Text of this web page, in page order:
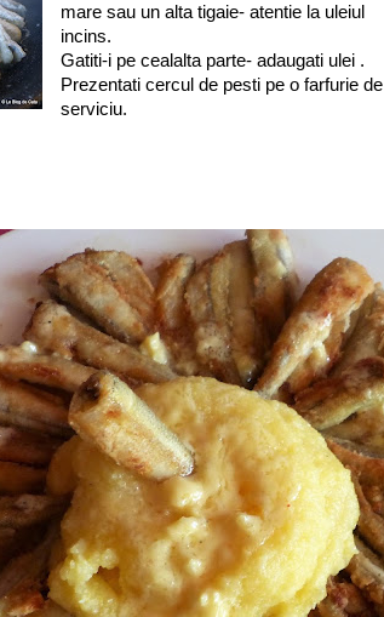
mare sau un alta tigaie- atentie la uleiul
incins.
Gatiti-i pe cealalta parte- adaugati ulei .
Prezentati cercul de pesti pe o farfurie de
serviciu.